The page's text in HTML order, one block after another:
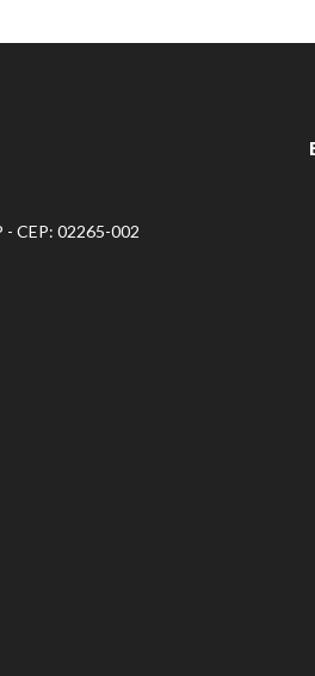
- CEP: 02265-002